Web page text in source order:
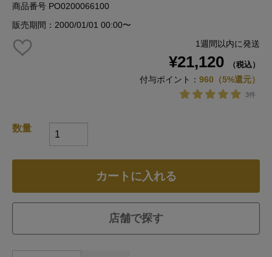
商品番号 PO0200066100
販売期間：2000/01/01 00:00〜
1週間以内に発送
¥21,120 （税込）
付与ポイント： 960（5%還元）
3件
数量
カートに入れる
店舗で探す